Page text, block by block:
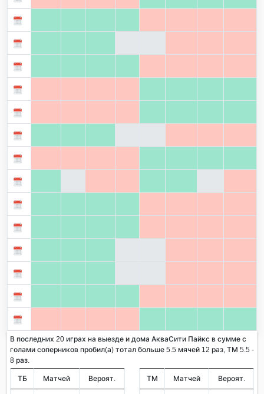
В последних 20 играх на выезде и дома АкваСити Пайкс в сумме с
голами соперников пробил(а) тотал больше 5.5 мячей 12 раз, ТМ 5.5 -
8 раз.
ТБ Матчей Вероят. ТМ Матчей Вероят.